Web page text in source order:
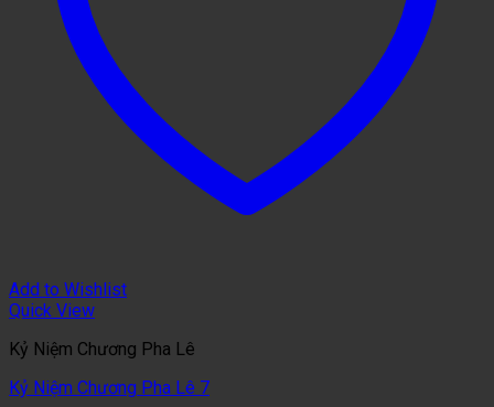
Add to Wishlist
Quick View
Kỷ Niệm Chương Pha Lê
Kỷ Niệm Chương Pha Lê 7